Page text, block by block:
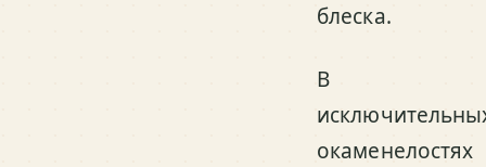
блеска.
В
окаменелостях